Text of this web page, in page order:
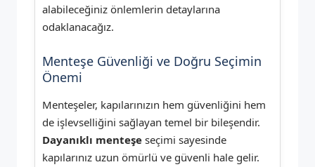
alabileceğiniz önlemlerin detaylarına
odaklanacağız.
Menteşe Güvenliği ve Doğru Seçimin
Önemi
Menteşeler, kapılarınızın hem güvenliğini hem
de işlevselliğini sağlayan temel bir bileşendir.
Dayanıklı menteşeseçimi sayesinde
kapılarınız uzun ömürlü ve güvenli hale gelir.